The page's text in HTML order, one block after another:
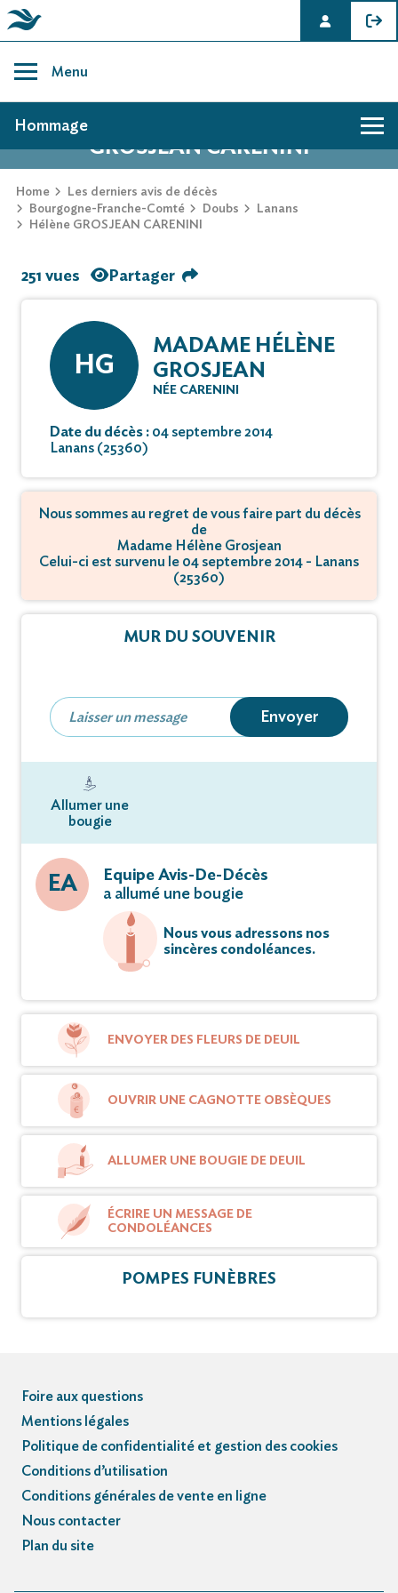
content
Menu
AVIS DE DÉCÈS DE HÉLÈNE
GROSJEAN CARENINI
Home
Les derniers avis de décès
Bourgogne-Franche-Comté
Doubs
Lanans
Hélène GROSJEAN CARENINI
Hommage
251 vues Partager
HG
MADAME HÉLÈNE
GROSJEAN
NÉE CARENINI
Date du décès : 04 septembre 2014
Lanans (25360)
Nous sommes au regret de vous faire part du décès
de
Madame Hélène Grosjean
Celui-ci est survenu le 04 septembre 2014 - Lanans
(25360)
MUR DU SOUVENIR
Envoyer
Allumer une
bougie
EA
Equipe Avis-De-Décès
a allumé une bougie
Nous vous adressons nos
sincères condoléances.
ENVOYER DES FLEURS DE DEUIL
OUVRIR UNE CAGNOTTE OBSÈQUES
ALLUMER UNE BOUGIE DE DEUIL
ÉCRIRE UN MESSAGE DE
CONDOLÉANCES
POMPES FUNÈBRES
Foire aux questions
Mentions légales
Politique de confidentialité et gestion des cookies
Conditions d’utilisation
Conditions générales de vente en ligne
Nous contacter
Plan du site